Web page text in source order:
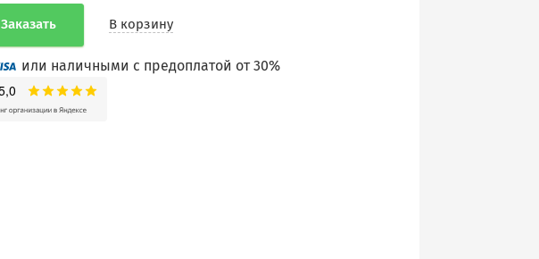
Заказать В корзину
или наличными с предоплатой от 30%